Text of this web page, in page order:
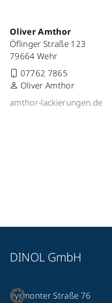
Oliver Amthor
Öflinger Straße 123
79664 Wehr
07762 7865
Oliver Amthor
amthor-lackierungen.de
DINOL GmbH
Pyrmonter Straße 76